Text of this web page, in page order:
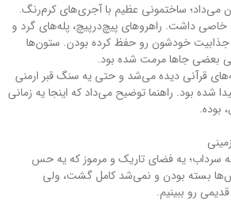
می‌داد؛ ساختمونی عظیم با آجری‌های کرم‌رنگ.
داشت. راهروهای پیچ‌درپیچ، پله‌های گرد و
جذابیت خودشون رو حفظ کرده بودن. ستون‌ها
بعضی جاها مرمت شده بود.
قرآنی دیده می‌شد و حتی یه سنگ قبر ارمنی
پیدا شده بود. راهنما توضیح می‌داد که اینجا یه زمانی
بوده.
به سرداب؛ یه فضای تاریک و مرموز که یه حس
بسته بودن و نمی‌شد کامل گشت، ولی
رو ببینیم.